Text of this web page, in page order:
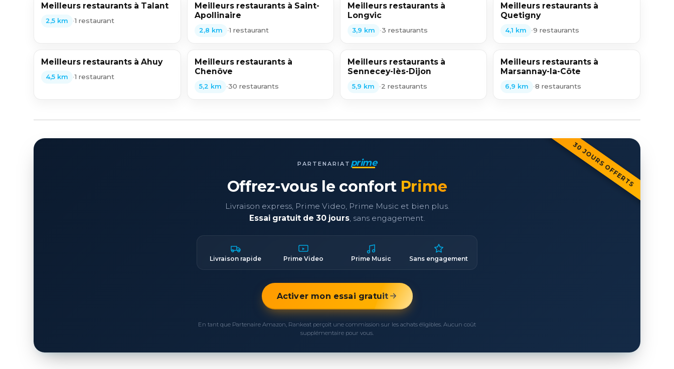
Meilleurs restaurants à Talant
2,5 km •1 restaurant
Meilleurs restaurants à Saint-
Apollinaire
2,8 km •1 restaurant
Meilleurs restaurants à
Longvic
3,9 km •3 restaurants
Meilleurs restaurants à
Quetigny
4,1 km •9 restaurants
Meilleurs restaurants à Ahuy
4,5 km •1 restaurant
Meilleurs restaurants à
Chenôve
5,2 km •30 restaurants
Meilleurs restaurants à
Sennecey-lès-Dijon
5,9 km •2 restaurants
Meilleurs restaurants à
Marsannay-la-Côte
6,9 km •8 restaurants
30 JOURS OFFERTS
PARTENARIAT prime
Offrez-vous le confort Prime
Livraison express, Prime Video, Prime Music et bien plus.
Essai gratuit de 30 jours, sans engagement.
Livraison rapide Prime Video Prime Music Sans engagement
Activer mon essai gratuit
En tant que Partenaire Amazon, Rankeat perçoit une commission sur les achats éligibles. Aucun coût
supplémentaire pour vous.